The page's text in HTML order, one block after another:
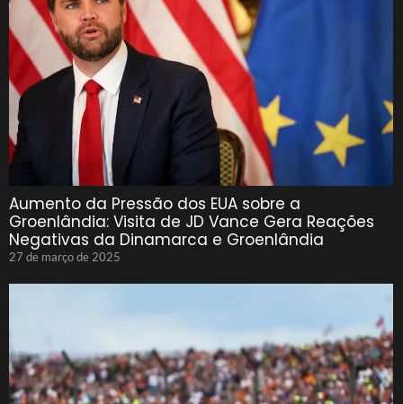
Aumento da Pressão dos EUA sobre a
Groenlândia: Visita de JD Vance Gera Reações
Negativas da Dinamarca e Groenlândia
27 de março de 2025